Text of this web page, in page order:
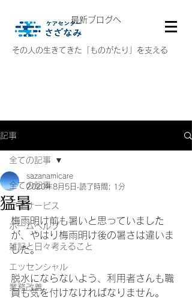
その人の生きてきた「ものがたり」を支える
最新ブログへ
記事
全ての記事
デイサービス
ホームヘルプ
雑記と日々考えること
エッセンシャル
業務改善
全ての記事
猛暑
sazanamicare
2020年8月5日 読了時間: 1分
梅雨明け前も暑いと思っていました
が、やはり梅雨明け後の暑さは違いま
した。
脱水にならないよう、利用者さんも職
員も気を付けなければなりません。